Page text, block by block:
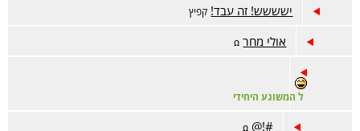
ישששש! זה עבד! קפיץ
אולי מחר ꭥ
ל המשוגע היחידי
#!@
ꭥ